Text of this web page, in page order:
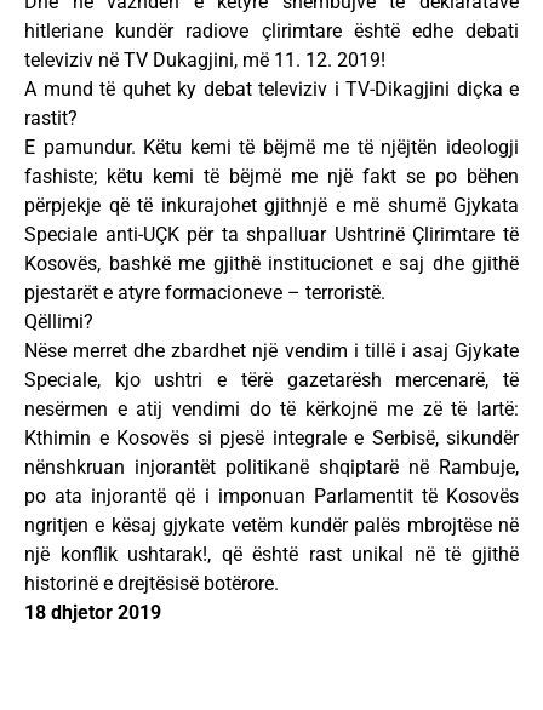
hitleriane kundër radiove çlirimtare është edhe debati
televiziv në TV Dukagjini, më 11. 12. 2019!
A mund të quhet ky debat televiziv i TV-Dikagjini diçka e
rastit?
E pamundur. Këtu kemi të bëjmë me të njëjtën ideologji
fashiste; këtu kemi të bëjmë me një fakt se po bëhen
përpjekje që të inkurajohet gjithnjë e më shumë Gjykata
Speciale anti-UÇK për ta shpalluar Ushtrinë Çlirimtare të
Kosovës, bashkë me gjithë institucionet e saj dhe gjithë
pjestarët e atyre formacioneve – terroristë.
Qëllimi?
Nëse merret dhe zbardhet një vendim i tillë i asaj Gjykate
Speciale, kjo ushtri e tërë gazetarësh mercenarë, të
nesërmen e atij vendimi do të kërkojnë me zë të lartë:
Kthimin e Kosovës si pjesë integrale e Serbisë, sikundër
nënshkruan injorantët politikanë shqiptarë në Rambuje,
po ata injorantë që i imponuan Parlamentit të Kosovës
ngritjen e kësaj gjykate vetëm kundër palës mbrojtëse në
një konflik ushtarak!, që është rast unikal në të gjithë
historinë e drejtësisë botërore.
18 dhjetor 2019